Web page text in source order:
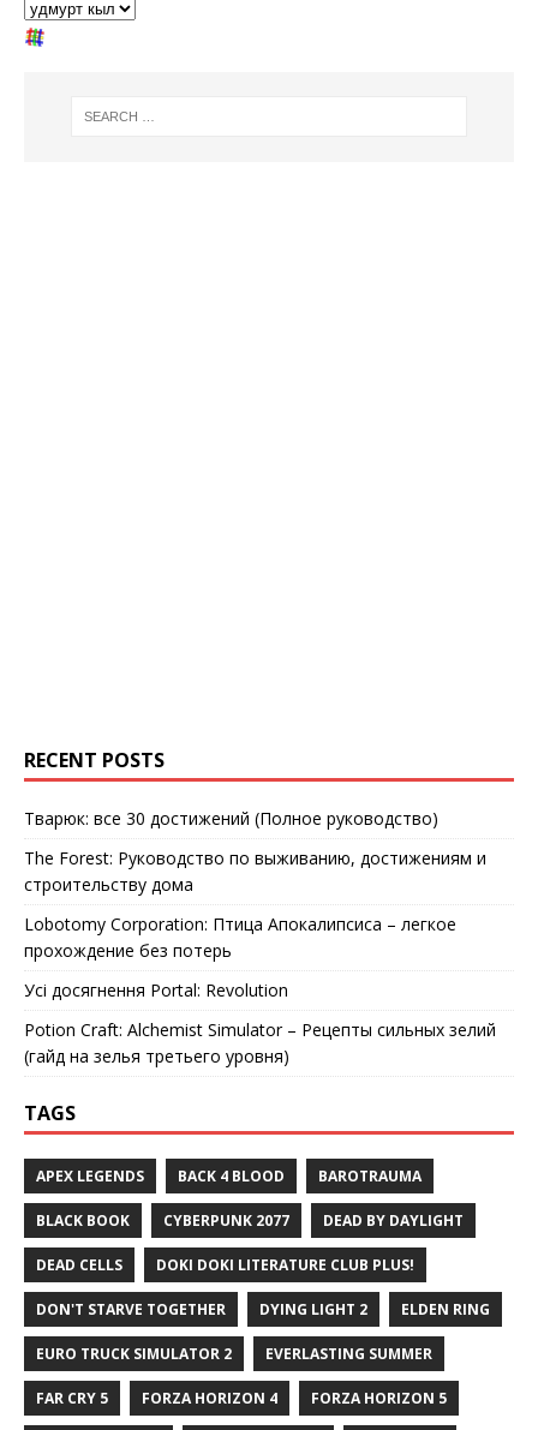
RECENT POSTS
Тварюк: все 30 достижений (Полное руководство)
The Forest: Руководство по выживанию, достижениям и
строительству дома
Lobotomy Corporation: Птица Апокалипсиса – легкое
прохождение без потерь
Усі досягнення Portal: Revolution
Potion Craft: Alchemist Simulator – Рецепты сильных зелий
(гайд на зелья третьего уровня)
TAGS
APEX LEGENDS BACK 4 BLOOD BAROTRAUMA
BLACK BOOK CYBERPUNK 2077 DEAD BY DAYLIGHT
DEAD CELLS DOKI DOKI LITERATURE CLUB PLUS!
DON'T STARVE TOGETHER DYING LIGHT 2 ELDEN RING
EURO TRUCK SIMULATOR 2 EVERLASTING SUMMER
FAR CRY 5 FORZA HORIZON 4 FORZA HORIZON 5